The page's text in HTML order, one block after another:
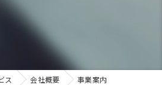
ス 会社概要 事業案内